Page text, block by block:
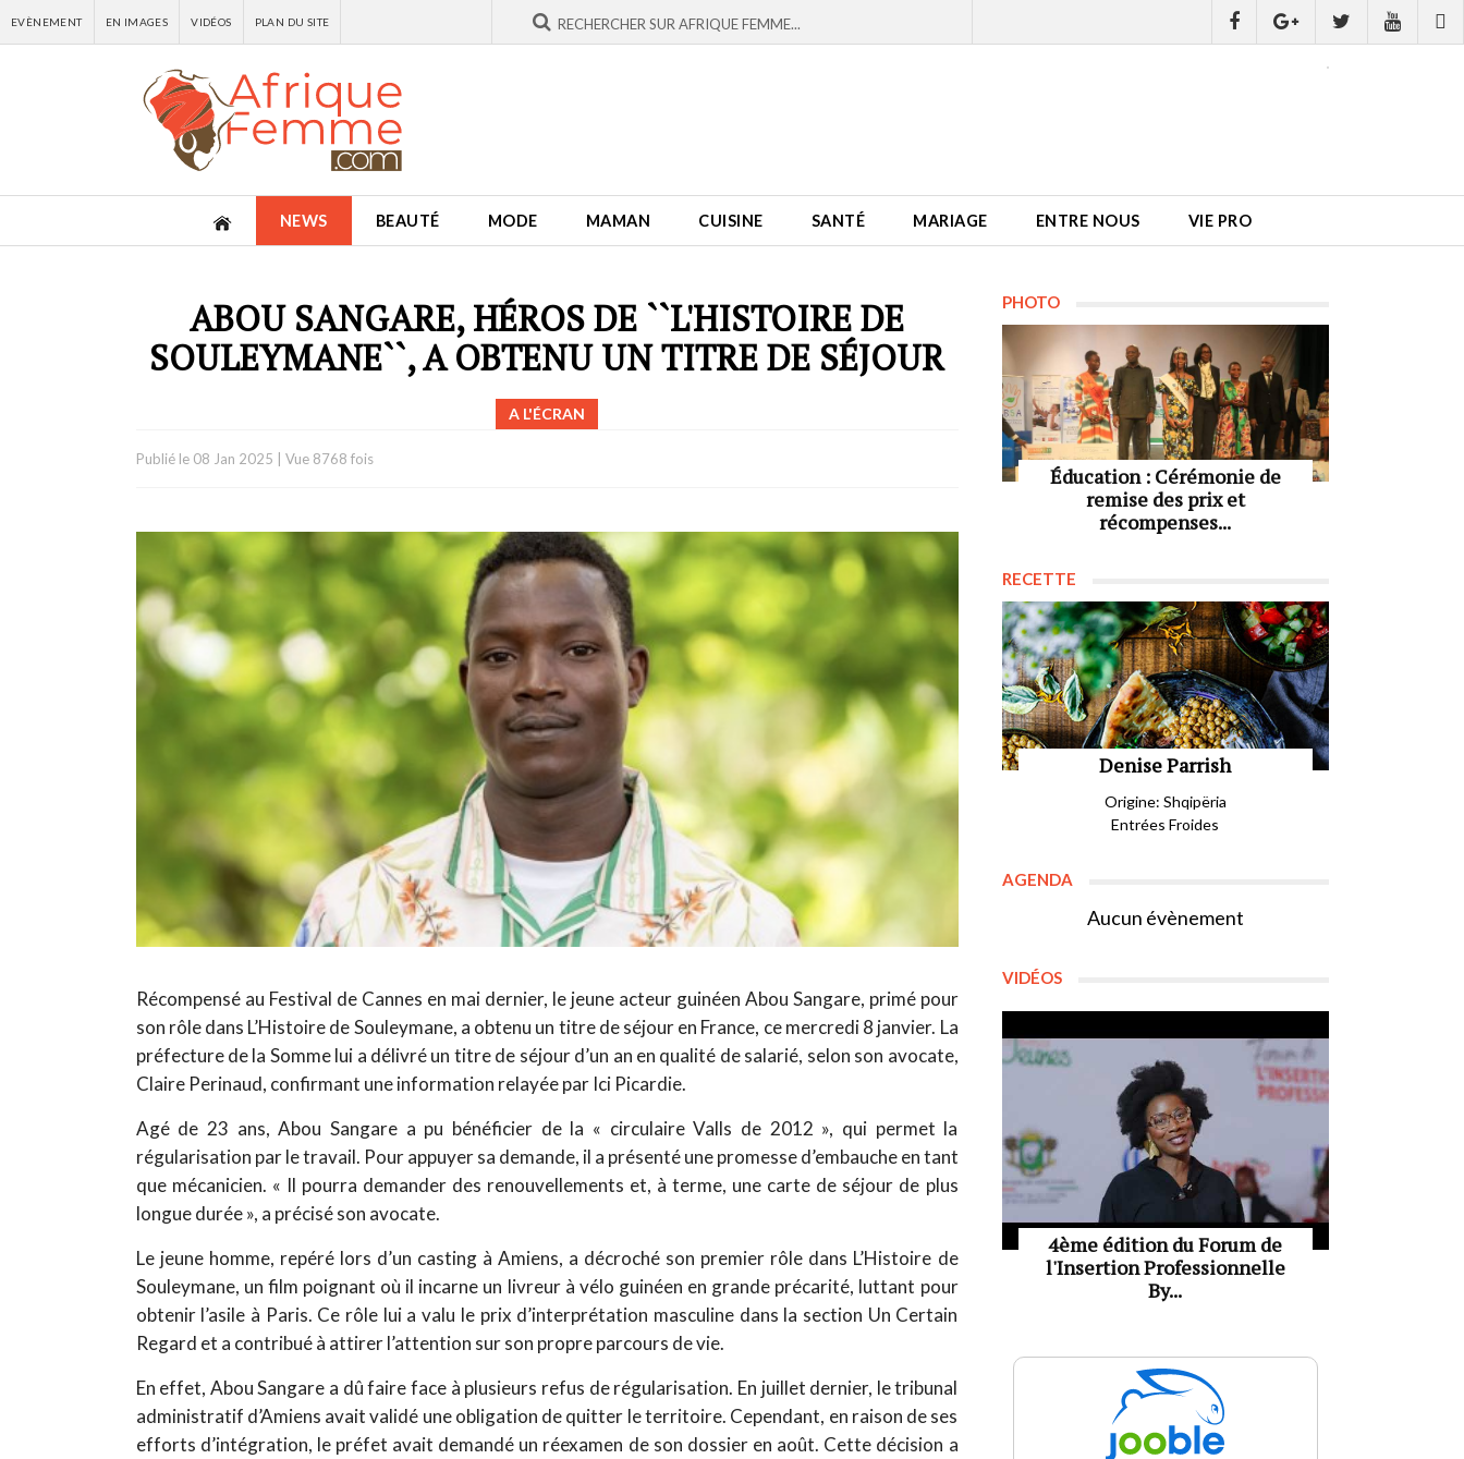
EVÈNEMENT EN IMAGES VIDÉOS PLAN DU SITE
NEWS BEAUTÉ MODE MAMAN CUISINE SANTÉ MARIAGE ENTRE NOUS VIE PRO
ABOU SANGARE, HÉROS DE ``L'HISTOIRE DE
SOULEYMANE``, A OBTENU UN TITRE DE SÉJOUR
A L'ÉCRAN
Publié le 08 Jan 2025 Vue 8768 fois
Récompensé au Festival de Cannes en mai dernier, le jeune acteur guinéen Abou Sangare, primé pour
son rôle dans L’Histoire de Souleymane, a obtenu un titre de séjour en France, ce mercredi 8 janvier. La
préfecture de la Somme lui a délivré un titre de séjour d’un an en qualité de salarié, selon son avocate,
Claire Perinaud, confirmant une information relayée par Ici Picardie.
Agé de 23 ans, Abou Sangare a pu bénéficier de la « circulaire Valls de 2012 », qui permet la
régularisation par le travail. Pour appuyer sa demande, il a présenté une promesse d’embauche en tant
que mécanicien. « Il pourra demander des renouvellements et, à terme, une carte de séjour de plus
longue durée », a précisé son avocate.
Le jeune homme, repéré lors d’un casting à Amiens, a décroché son premier rôle dans L’Histoire de
Souleymane, un film poignant où il incarne un livreur à vélo guinéen en grande précarité, luttant pour
obtenir l’asile à Paris. Ce rôle lui a valu le prix d’interprétation masculine dans la section Un Certain
Regard et a contribué à attirer l’attention sur son propre parcours de vie.
En effet, Abou Sangare a dû faire face à plusieurs refus de régularisation. En juillet dernier, le tribunal
administratif d’Amiens avait validé une obligation de quitter le territoire. Cependant, en raison de ses
efforts d’intégration, le préfet avait demandé un réexamen de son dossier en août. Cette décision a
PHOTO
Éducation : Cérémonie de
remise des prix et
récompenses...
RECETTE
Denise Parrish
Origine: Shqipëria
Entrées Froides
AGENDA
Aucun évènement
VIDÉOS
4ème édition du Forum de
l'Insertion Professionnelle
By...